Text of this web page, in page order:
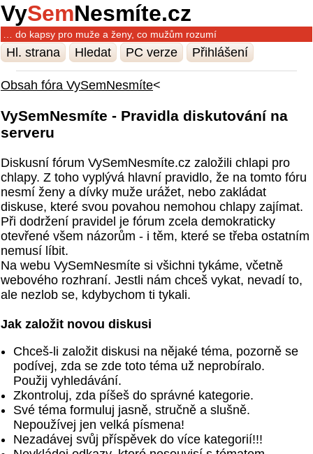
VySemNesmíte.cz
… do kapsy pro muže a ženy, co mužům rozumí
Hl. strana Hledat PC verze Přihlášení
Obsah fóra VySemNesmíte<
VySemNesmíte - Pravidla diskutování na
serveru
Diskusní fórum VySemNesmíte.cz založili chlapi pro
chlapy. Z toho vyplývá hlavní pravidlo, že na tomto fóru
nesmí ženy a dívky muže urážet, nebo zakládat
diskuse, které svou povahou nemohou chlapy zajímat.
Při dodržení pravidel je fórum zcela demokraticky
otevřené všem názorům - i těm, které se třeba ostatním
nemusí líbit.
Na webu VySemNesmíte si všichni tykáme, včetně
webového rozhraní. Jestli nám chceš vykat, nevadí to,
ale nezlob se, kdybychom ti tykali.
Jak založit novou diskusi
Chceš-li založit diskusi na nějaké téma, pozorně se
podívej, zda se zde toto téma už neprobíralo.
Použij vyhledávání.
Zkontroluj, zda píšeš do správné kategorie.
Své téma formuluj jasně, stručně a slušně.
Nepoužívej jen velká písmena!
Nezadávej svůj příspěvek do více kategorií!!!